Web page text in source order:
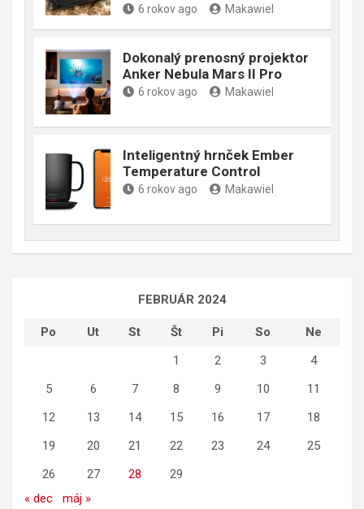
6 rokov ago Makawiel
Dokonalý prenosný projektor
Anker Nebula Mars II Pro
6 rokov ago Makawiel
Inteligentný hrnček Ember
Temperature Control
6 rokov ago Makawiel
FEBRUÁR 2024
Po Ut St Št Pi So
Ne
1
2 3
4
5
6 7 8 9 10
11
12
13 14 15 16 17
18
19
20 21 22 23 24
25
26
27 28
29
« dec
máj »